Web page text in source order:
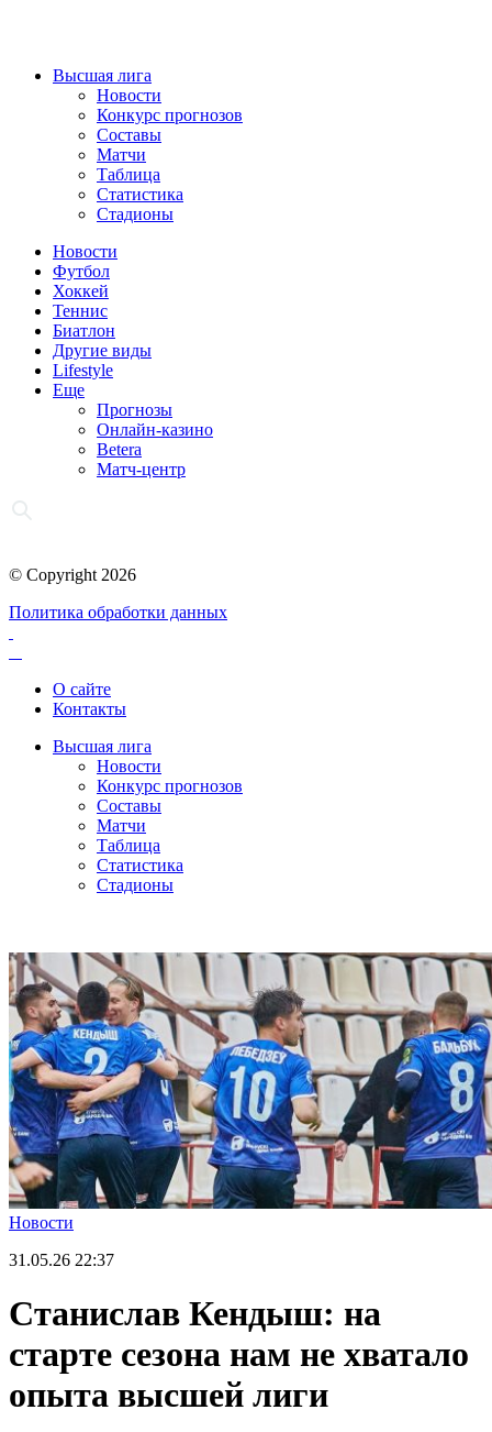
Высшая лига
Новости
Конкурс прогнозов
Составы
Матчи
Таблица
Статистика
Стадионы
Новости
Футбол
Хоккей
Теннис
Биатлон
Другие виды
Lifestyle
Еще
Прогнозы
Онлайн-казино
Betera
Матч-центр
© Copyright 2026
Политика обработки данных
О сайте
Контакты
Высшая лига
Новости
Конкурс прогнозов
Составы
Матчи
Таблица
Статистика
Стадионы
Новости
31.05.26 22:37
Станислав Кендыш: на
старте сезона нам не хватало
опыта высшей лиги